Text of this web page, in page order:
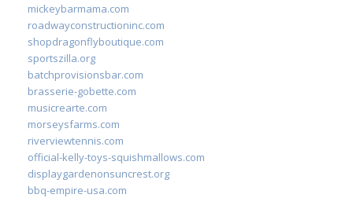
mickeybarmama.com
roadwayconstructioninc.com
shopdragonflyboutique.com
sportszilla.org
batchprovisionsbar.com
brasserie-gobette.com
musicrearte.com
morseysfarms.com
riverviewtennis.com
official-kelly-toys-squishmallows.com
displaygardenonsuncrest.org
bbq-empire-usa.com